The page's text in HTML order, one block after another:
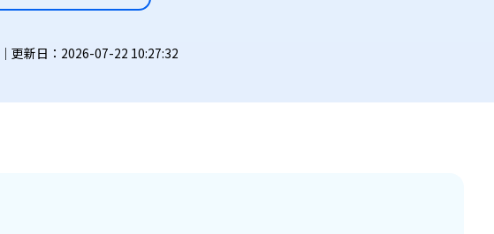
｜更新日：2026-07-22 10:27:32